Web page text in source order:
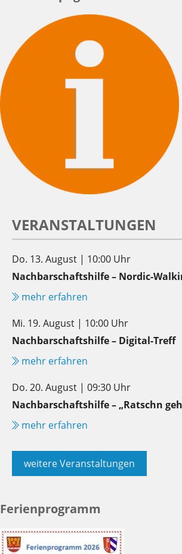
VERANSTALTUNGEN
Do. 13. August | 10:00 Uhr
Nachbarschaftshilfe – Nordic-
mehr erfahren
Mi. 19. August | 10:00 Uhr
Nachbarschaftshilfe – Digital-Treff
mehr erfahren
Do. 20. August | 09:30 Uhr
Nachbarschaftshilfe – „Ratschn
mehr erfahren
weitere Veranstaltungen
Ferienprogramm